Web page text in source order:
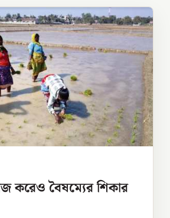
করেও বৈষম্যের শিকার